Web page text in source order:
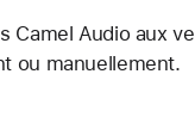
Camel Audio aux
ou manuellement.